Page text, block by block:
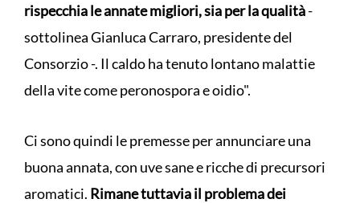
rispecchia le annate migliori, sia per la qualità-
sottolinea Gianluca Carraro, presidente del
Consorzio -. Il caldo ha tenuto lontano malattie
della vite come peronospora e oidio".
Ci sono quindi le premesse per annunciare una
buona annata, con uve sane e ricche di precursori
aromatici. Rimane tuttavia il problema dei